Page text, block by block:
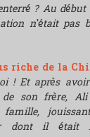
? Au début
n’était pas
riche de la
! Et après
son frère,
dont il était